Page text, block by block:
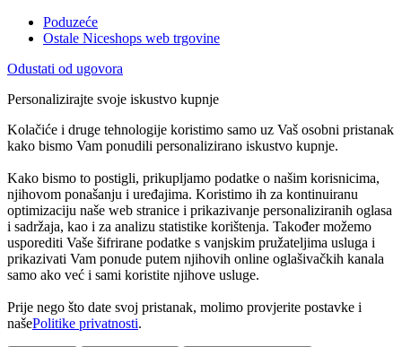
Poduzeće
Ostale Niceshops web trgovine
Odustati od ugovora
Personalizirajte svoje iskustvo kupnje
Kolačiće i druge tehnologije koristimo samo uz Vaš osobni pristanak
kako bismo Vam ponudili personalizirano iskustvo kupnje.
Kako bismo to postigli, prikupljamo podatke o našim korisnicima,
njihovom ponašanju i uređajima. Koristimo ih za kontinuiranu
optimizaciju naše web stranice i prikazivanje personaliziranih oglasa
i sadržaja, kao i za analizu statistike korištenja. Također možemo
usporediti Vaše šifrirane podatke s vanjskim pružateljima usluga i
prikazivati Vam ponude putem njihovih online oglašivačkih kanala
samo ako već i sami koristite njihove usluge.
Prije nego što date svoj pristanak, molimo provjerite postavke i
našePolitike privatnosti.